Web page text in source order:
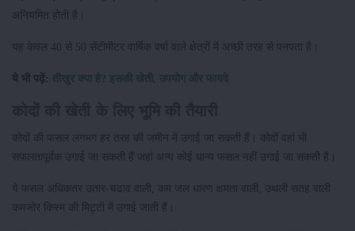
अनियमित होती है।
यह केवल 40 से 50 सेंटीमीटर वार्षिक वर्षा वाले क्षेत्रों में अच्छी तरह से पनपता है।
ये भी पढ़ें: तीखुर क्या है? इसकी खेती, उपयोग और फायदे
कोदों की फसल लगभग हर तरह की जमीन में उगाई जा सकती हैं। कोदों वहां भी
सफलतापूर्वक उगाई जा सकती हैं जहां अन्य कोई धान्य फसल नहीं उगाई जा सकती है।
ये फसल अधिकतर उतार-चढाव वाली, कम जल धारण क्षमता वाली, उथली सतह वाली
कमजोर किस्म की मिट्टी में उगाई जाती हैं।